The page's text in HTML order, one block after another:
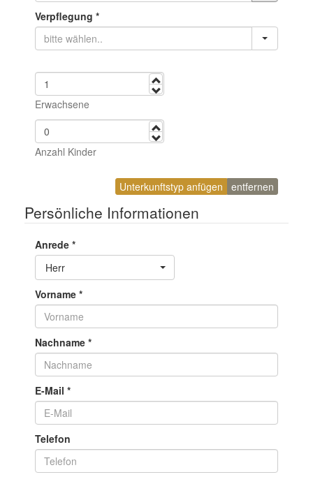
Verpflegung *
mehr
weniger
Erwachsene
mehr
weniger
Anzahl Kinder
Unterkunftstyp anfügen entfernen
Persönliche Informationen
Anrede *
HerrToggle Dropdown
Vorname *
Nachname *
E-Mail *
Telefon